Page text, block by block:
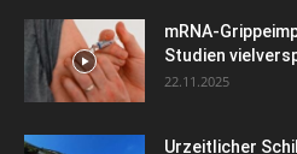
mRNA-
Studien
22.11.2025
Urzeitlicher